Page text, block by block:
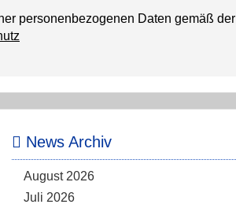
personenbezogenen Daten gemäß der
News Archiv
August 2026
Juli 2026